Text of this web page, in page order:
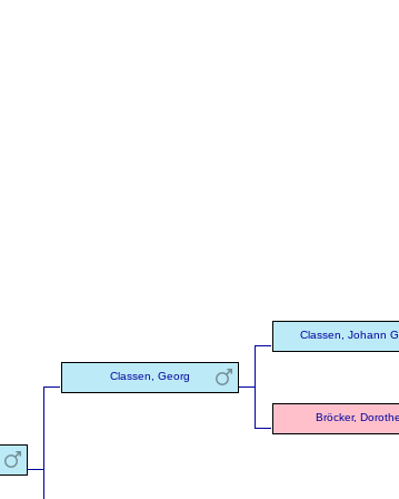
Classen, Georg
Classen, Johann
Bröcker,